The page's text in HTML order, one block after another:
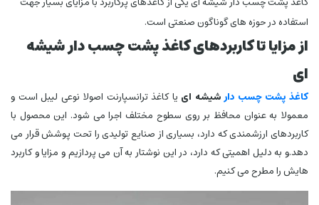
استفاده در حوزه های گوناگون صنعتی است.
از مزایا تا کاربردهای کاغذ پشت چسب دار شیشه
ای
کاغذ پشت چسب دارشیشه ای یا کاغذ ترانسپارنت اصولا نوعی لیبل است و
معمولا به عنوان محافظ بر روی سطوح مختلف اجرا می شود. این محصول با
کاربردهای ارزشمندی که دارد، بسیاری از صنایع تولیدی را تحت پوشش قرار می
دهد.و به دلیل اهمیتی که دارد، در این نوشتار به آن می پردازیم و مزایا و کاربرد
هایش را مطرح می کنیم.